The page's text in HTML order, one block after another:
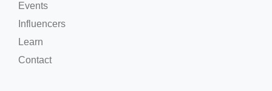
Events
Influencers
Learn
Contact